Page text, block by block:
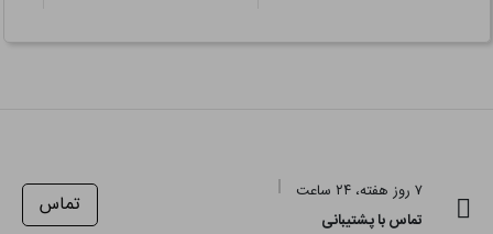
۷ روز هفته، ۲۴ ساعت
تماس با پشتیبانی
تماس